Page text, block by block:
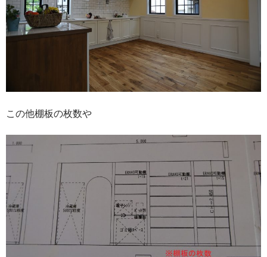
この他棚板の枚数や